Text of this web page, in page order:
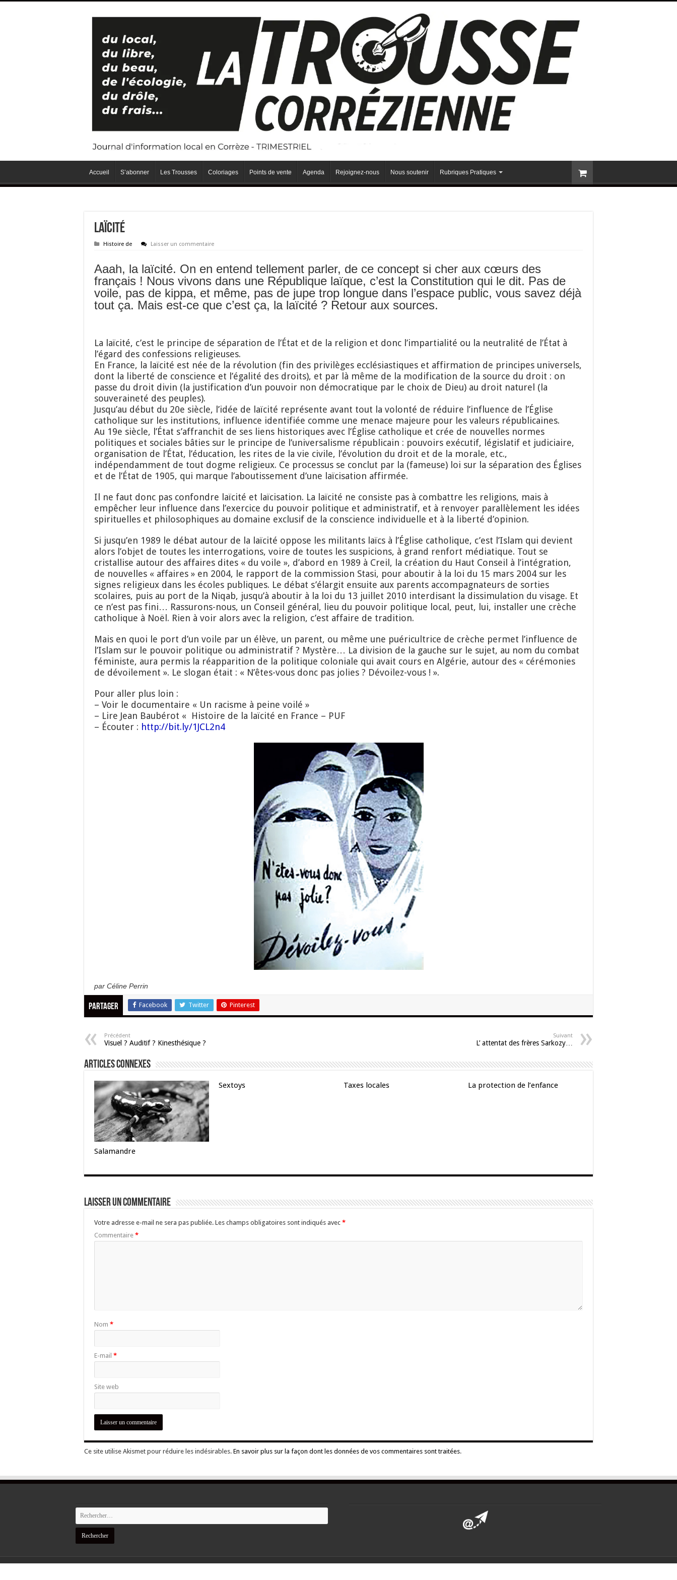
Accueil S’abonner Les Trousses Coloriages Points de vente Agenda Rejoignez-nous Nous soutenir Rubriques Pratiques
Laïcité
Histoire de Laisser un commentaire
Aaah, la laïcité. On en entend tellement parler, de ce concept si cher aux cœurs des
français ! Nous vivons dans une République laïque, c’est la Constitution qui le dit. Pas de
voile, pas de kippa, et même, pas de jupe trop longue dans l’espace public, vous savez déjà
tout ça. Mais est-ce que c’est ça, la laïcité ? Retour aux sources.
La laïcité, c’est le principe de séparation de l’État et de la religion et donc l’impartialité ou la neutralité de l’État à
l’égard des confessions religieuses.
En France, la laïcité est née de la révolution (fin des privilèges ecclésiastiques et affirmation de principes universels,
dont la liberté de conscience et l’égalité des droits), et par là même de la modification de la source du droit : on
passe du droit divin (la justification d’un pouvoir non démocratique par le choix de Dieu) au droit naturel (la
souveraineté des peuples).
Jusqu’au début du 20e siècle, l’idée de laïcité représente avant tout la volonté de réduire l’influence de l’Église
catholique sur les institutions, influence identifiée comme une menace majeure pour les valeurs républicaines.
Au 19e siècle, l’État s’affranchit de ses liens historiques avec l’Église catholique et crée de nouvelles normes
politiques et sociales bâties sur le principe de l’universalisme républicain : pouvoirs exécutif, législatif et judiciaire,
organisation de l’État, l’éducation, les rites de la vie civile, l’évolution du droit et de la morale, etc.,
indépendamment de tout dogme religieux. Ce processus se conclut par la (fameuse) loi sur la séparation des Églises
et de l’État de 1905, qui marque l’aboutissement d’une laïcisation affirmée.
Il ne faut donc pas confondre laïcité et laïcisation. La laïcité ne consiste pas à combattre les religions, mais à
empêcher leur influence dans l’exercice du pouvoir politique et administratif, et à renvoyer parallèlement les idées
spirituelles et philosophiques au domaine exclusif de la conscience individuelle et à la liberté d’opinion.
Si jusqu’en 1989 le débat autour de la laïcité oppose les militants laïcs à l’Église catholique, c’est l’Islam qui devient
alors l’objet de toutes les interrogations, voire de toutes les suspicions, à grand renfort médiatique. Tout se
cristallise autour des affaires dites « du voile », d’abord en 1989 à Creil, la création du Haut Conseil à l’intégration,
de nouvelles « affaires » en 2004, le rapport de la commission Stasi, pour aboutir à la loi du 15 mars 2004 sur les
signes religieux dans les écoles publiques. Le débat s’élargit ensuite aux parents accompagnateurs de sorties
scolaires, puis au port de la Niqab, jusqu’à aboutir à la loi du 13 juillet 2010 interdisant la dissimulation du visage. Et
ce n’est pas fini… Rassurons-nous, un Conseil général, lieu du pouvoir politique local, peut, lui, installer une crèche
catholique à Noël. Rien à voir alors avec la religion, c’est affaire de tradition.
Mais en quoi le port d’un voile par un élève, un parent, ou même une puéricultrice de crèche permet l’influence de
l’Islam sur le pouvoir politique ou administratif ? Mystère… La division de la gauche sur le sujet, au nom du combat
féministe, aura permis la réapparition de la politique coloniale qui avait cours en Algérie, autour des « cérémonies
de dévoilement ». Le slogan était : « N’êtes-vous donc pas jolies ? Dévoilez-vous ! ».
Pour aller plus loin :
– Voir le documentaire « Un racisme à peine voilé »
– Lire Jean Baubérot « Histoire de la laïcité en France – PUF
– Écouter : http://bit.ly/1JCL2n4
par Céline Perrin
Partager Facebook Twitter Pinterest
Précédent
Visuel ? Auditif ? Kinesthésique ?
Suivant
L’ attentat des frères Sarkozy…
Articles connexes
Salamandre
Sextoys Taxes locales La protection de l’enfance
Laisser un commentaire
Votre adresse e-mail ne sera pas publiée. Les champs obligatoires sont indiqués avec *
Commentaire *
Nom *
E-mail *
Site web
Ce site utilise Akismet pour réduire les indésirables. En savoir plus sur la façon dont les données de vos commentaires sont traitées.